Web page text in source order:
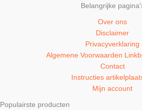
Belangrijke
Over ons
Disclaimer
Privacyverklaring
Algemene Voorwaarden
Contact
Instructies
Mijn account
Populairste producten